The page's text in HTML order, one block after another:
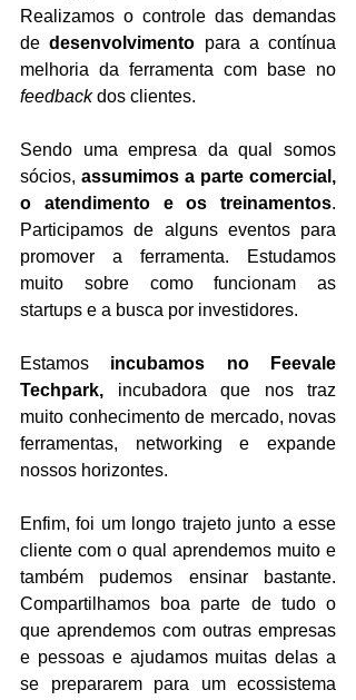
Realizamos o controle das demandas
de desenvolvimento para a contínua
feedback dos clientes.
Sendo uma empresa da qual somos
sócios, assumimos a parte comercial,
o atendimento e os treinamentos.
Participamos de alguns eventos para
promover a ferramenta. Estudamos
muito sobre como funcionam as
startups e a busca por investidores.
Estamos incubamos no Feevale
Techpark, incubadora que nos traz
muito conhecimento de mercado, novas
ferramentas, networking e expande
nossos horizontes.
Enfim, foi um longo trajeto junto a esse
cliente com o qual aprendemos muito e
também pudemos ensinar bastante.
Compartilhamos boa parte de tudo o
que aprendemos com outras empresas
e pessoas e ajudamos muitas delas a
se prepararem para um ecossistema